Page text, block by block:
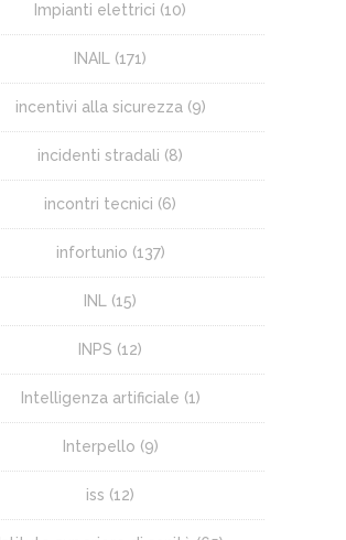
Impianti elettrici (10)
INAIL (171)
incentivi alla sicurezza (9)
incidenti stradali (8)
incontri tecnici (6)
infortunio (137)
INL (15)
INPS (12)
Intelligenza artificiale (1)
Interpello (9)
iss (12)